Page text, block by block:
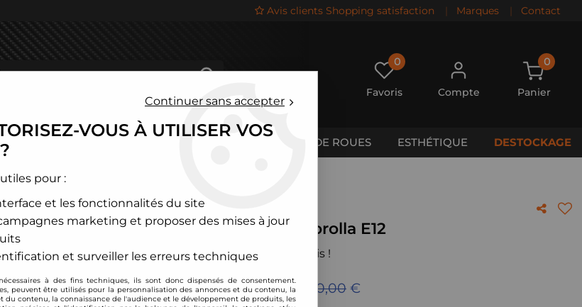
Avis clients Shopping satisfaction | Marques | Contact
0
Favoris Compte
0
Panier
CALES DE ROUES ESTHÉTIQUE DESTOCKAGE
>Corolla >Combinés filetés Toyota Corolla E12
TA TECHNIX
Combinés filetés Toyota Corolla E12
Soyez le premier à donner votre avis !
449,00 €TTC au lieu de 500,00 €
Continuer sans accepter
VOUS À UTILISER VOS
pour :
et les fonctionnalités du site
marketing et proposer des mises à jour
et surveiller les erreurs techniques
à des fins techniques, ils sont donc dispensés de consentement.
peuvent être utilisés pour la personnalisation des annonces et du contenu, la
du contenu, la connaissance de l'audience et le développement de produits, les